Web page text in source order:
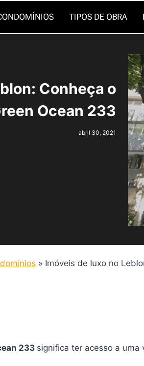
TIPOS DE OBRA
Conheça o
Ocean 233
abril 30, 2021
» Imóveis de luxo no
233 significa ter acesso a uma